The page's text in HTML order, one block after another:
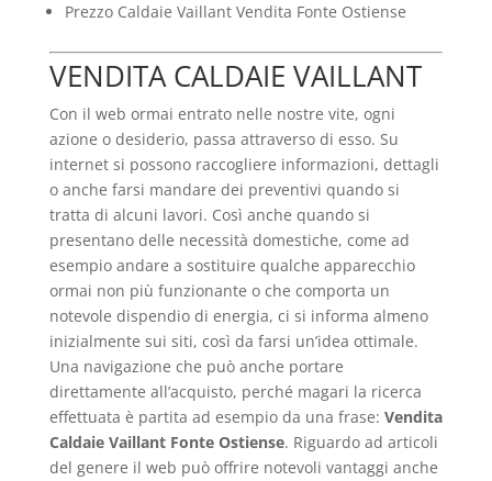
Prezzo Caldaie Vaillant Vendita Fonte Ostiense
VENDITA CALDAIE VAILLANT
Con il web ormai entrato nelle nostre vite, ogni
azione o desiderio, passa attraverso di esso. Su
internet si possono raccogliere informazioni, dettagli
o anche farsi mandare dei preventivi quando si
tratta di alcuni lavori. Così anche quando si
presentano delle necessità domestiche, come ad
esempio andare a sostituire qualche apparecchio
ormai non più funzionante o che comporta un
notevole dispendio di energia, ci si informa almeno
inizialmente sui siti, così da farsi un’idea ottimale.
Una navigazione che può anche portare
direttamente all’acquisto, perché magari la ricerca
effettuata è partita ad esempio da una frase: Vendita
Caldaie Vaillant Fonte Ostiense. Riguardo ad articoli
del genere il web può offrire notevoli vantaggi anche